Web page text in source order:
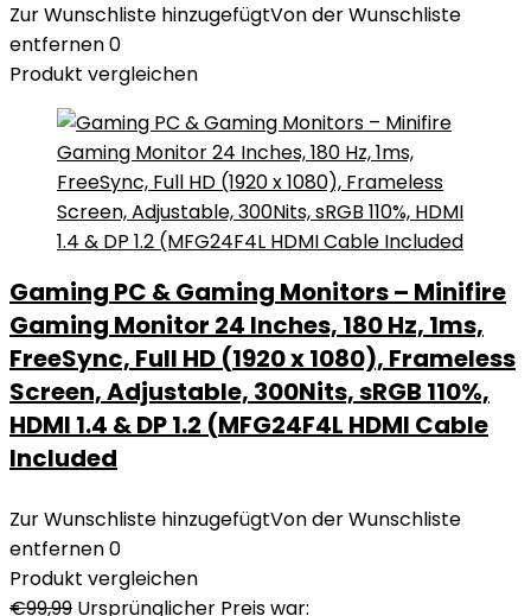
Zur Wunschliste hinzugefügtVon der Wunschliste
entfernen0
Produkt vergleichen
Gaming PC & Gaming Monitors – Minifire
Gaming Monitor 24 Inches, 180 Hz, 1ms,
FreeSync, Full HD (1920 x 1080), Frameless
Screen, Adjustable, 300Nits, sRGB 110%,
HDMI 1.4 & DP 1.2 (MFG24F4L HDMI Cable
Included
Zur Wunschliste hinzugefügtVon der Wunschliste
entfernen0
Produkt vergleichen
€99,99 Ursprünglicher Preis war: